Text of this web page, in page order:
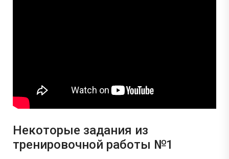
Некоторые задания из
тренировочной работы №1